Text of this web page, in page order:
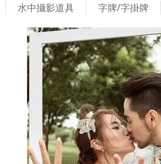
水中攝影道具
字牌/字掛牌